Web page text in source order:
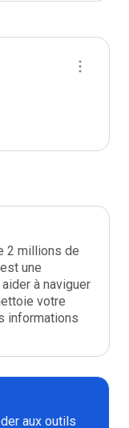
2 millions de
une
à naviguer
votre
informations
aux outils